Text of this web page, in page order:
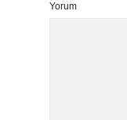
Yorum